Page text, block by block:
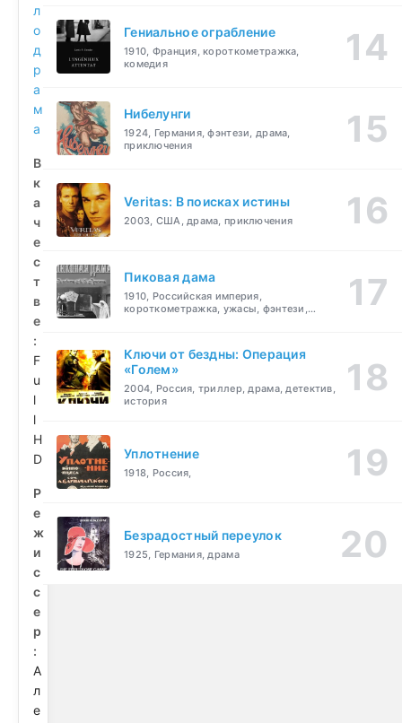
л
о
д
р
а
м
а
В
к
а
ч
е
с
т
в
е
:
F
u
l
l
H
D
Р
е
ж
и
с
с
е
р
:
А
л
е
Гениальное ограбление
1910, Франция, короткометражка,
комедия
Нибелунги
1924, Германия, фэнтези, драма,
приключения
Veritas: В поисках истины
2003, США, драма, приключения
Пиковая дама
1910, Российская империя,
короткометражка, ужасы, фэнтези,
Ключи от бездны: Операция
«Голем»
2004, Россия, триллер, драма, детектив,
история
Уплотнение
1918, Россия,
Безрадостный переулок
1925, Германия, драма